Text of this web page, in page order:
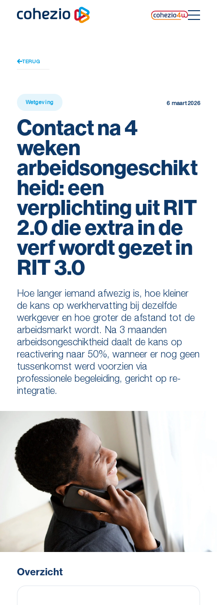
content
TERUG
Wetgeving 6 maart 2026
Contact na 4
weken
arbeidsongeschikt
heid: een
verplichting uit RIT
2.0 die extra in de
verf wordt gezet in
RIT 3.0
Hoe langer iemand afwezig is, hoe kleiner
de kans op werkhervatting bij dezelfde
werkgever en hoe groter de afstand tot de
arbeidsmarkt wordt. Na 3 maanden
arbeidsongeschiktheid daalt de kans op
reactivering naar 50%, wanneer er nog geen
tussenkomst werd voorzien via
professionele begeleiding, gericht op re-
integratie.
Overzicht